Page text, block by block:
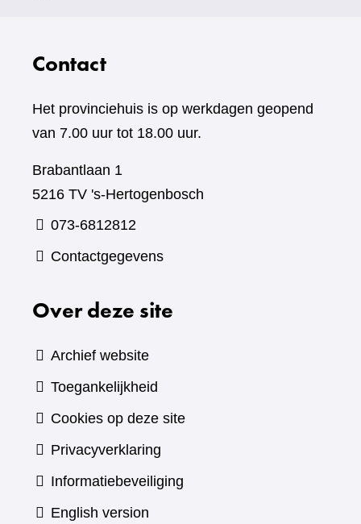
Contact
Het provinciehuis is op werkdagen geopend
van 7.00 uur tot 18.00 uur.
Brabantlaan 1
5216 TV 's-Hertogenbosch
073-6812812
Contactgegevens
Over deze site
Archief website
Toegankelijkheid
Cookies op deze site
Privacyverklaring
Informatiebeveiliging
English version